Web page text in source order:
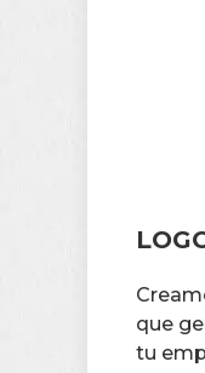
que
tu